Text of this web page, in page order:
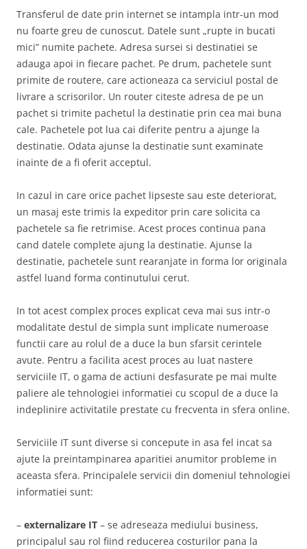
Transferul de date prin internet se intampla intr-un mod
nu foarte greu de cunoscut. Datele sunt „rupte in bucati
mici” numite pachete. Adresa sursei si destinatiei se
adauga apoi in fiecare pachet. Pe drum, pachetele sunt
primite de routere, care actioneaza ca serviciul postal de
livrare a scrisorilor. Un router citeste adresa de pe un
pachet si trimite pachetul la destinatie prin cea mai buna
cale. Pachetele pot lua cai diferite pentru a ajunge la
destinatie. Odata ajunse la destinatie sunt examinate
inainte de a fi oferit acceptul.
In cazul in care orice pachet lipseste sau este deteriorat,
un masaj este trimis la expeditor prin care solicita ca
pachetele sa fie retrimise. Acest proces continua pana
cand datele complete ajung la destinatie. Ajunse la
destinatie, pachetele sunt rearanjate in forma lor originala
astfel luand forma continutului cerut.
In tot acest complex proces explicat ceva mai sus intr-o
modalitate destul de simpla sunt implicate numeroase
functii care au rolul de a duce la bun sfarsit cerintele
avute. Pentru a facilita acest proces au luat nastere
serviciile IT, o gama de actiuni desfasurate pe mai multe
paliere ale tehnologiei informatiei cu scopul de a duce la
indeplinire activitatile prestate cu frecventa in sfera online.
Serviciile IT sunt diverse si concepute in asa fel incat sa
ajute la preintampinarea aparitiei anumitor probleme in
aceasta sfera. Principalele servicii din domeniul tehnologiei
informatiei sunt:
– externalizare IT – se adreseaza mediului business,
principalul sau rol fiind reducerea costurilor pana la